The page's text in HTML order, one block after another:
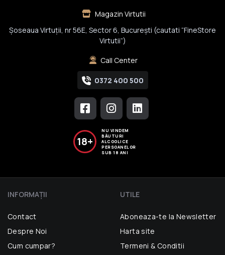
Magazin Virtutii
Șoseaua Virtuții, nr 56E, Sector 6, București (cautati “FineStore
Virtutii”)
Call Center
0372 400 500
18+
NU VINDEM
BĂUTURI
ALCOOLICE
PERSOANELOR
SUB 18 ANI
INFORMAŢII
Contact
Despre Noi
Cum cumpar?
UTILE
Aboneaza-te la Newsletter
Harta site
Termeni & Conditii